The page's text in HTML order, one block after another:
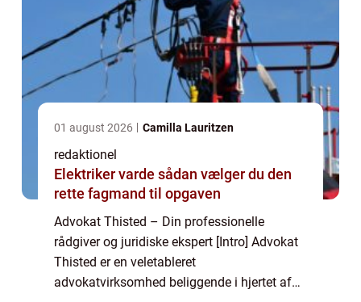
01 august 2026 Camilla Lauritzen
redaktionel
Elektriker varde sådan vælger du den
rette fagmand til opgaven
Advokat Thisted – Din professionelle
rådgiver og juridiske ekspert [Intro] Advokat
Thisted er en veletableret
advokatvirksomhed beliggende i hjertet af